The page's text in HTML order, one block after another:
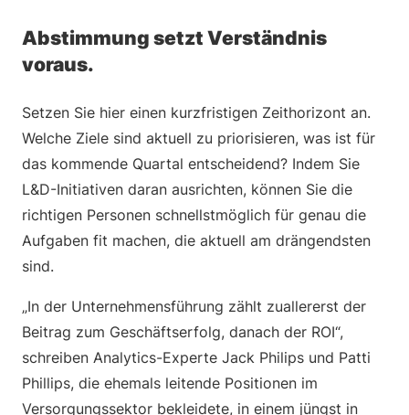
Abstimmung setzt Verständnis
voraus.
Setzen Sie hier einen kurzfristigen Zeithorizont an.
Welche Ziele sind aktuell zu priorisieren, was ist für
das kommende Quartal entscheidend? Indem Sie
L&D-Initiativen daran ausrichten, können Sie die
richtigen Personen schnellstmöglich für genau die
Aufgaben fit machen, die aktuell am drängendsten
sind.
„In der Unternehmensführung zählt zuallererst der
Beitrag zum Geschäftserfolg, danach der ROI“,
schreiben Analytics-Experte Jack Philips und Patti
Phillips, die ehemals leitende Positionen im
Versorgungssektor bekleidete, in einem jüngst in